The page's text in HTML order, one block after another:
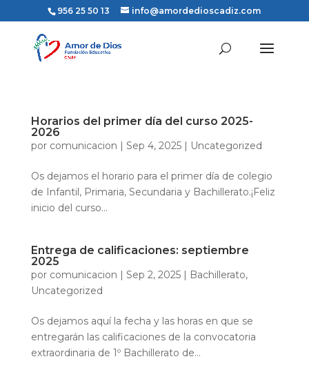
956 25 50 13 info@amordedioscadiz.com
Horarios del primer día del curso 2025-
2026
por comunicacion | Sep 4, 2025| Uncategorized
Os dejamos el horario para el primer día de colegio
de Infantil, Primaria, Secundaria y Bachillerato.¡Feliz
inicio del curso...
Entrega de calificaciones: septiembre
2025
por comunicacion | Sep 2, 2025| Bachillerato,
Uncategorized
Os dejamos aquí la fecha y las horas en que se
entregarán las calificaciones de la convocatoria
extraordinaria de 1º Bachillerato de...